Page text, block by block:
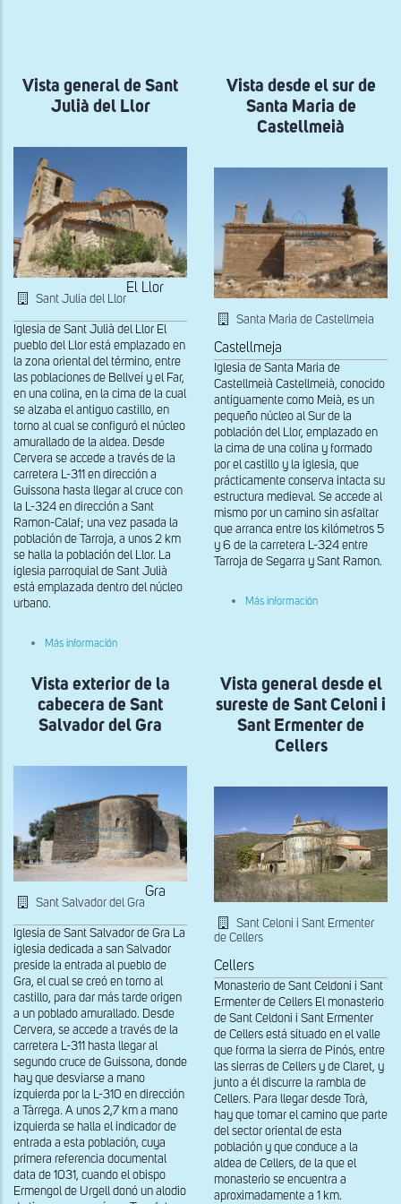
navegación
Vista general de Sant
Julià del Llor
Sant Julia del Llor
El Llor
Iglesia de Sant Julià del Llor El
pueblo del Llor está emplazado en
la zona oriental del término, entre
las poblaciones de Bellveí y el Far,
en una colina, en la cima de la cual
se alzaba el antiguo castillo, en
torno al cual se configuró el núcleo
amurallado de la aldea. Desde
Cervera se accede a través de la
carretera L-311 en dirección a
Guissona hasta llegar al cruce con
la L-324 en dirección a Sant
Ramon-Calaf; una vez pasada la
población de Tarroja, a unos 2 km
se halla la población del Llor. La
iglesia parroquial de Sant Julià
está emplazada dentro del núcleo
urbano.
Más información
de
Julià
del
Llor
Vista desde el sur de
Santa Maria de
Castellmeià
Santa Maria de Castellmeia
Castellmeja
Iglesia de Santa Maria de
Castellmeià Castellmeià, conocido
antiguamente como Meià, es un
pequeño núcleo al Sur de la
población del Llor, emplazado en
la cima de una colina y formado
por el castillo y la iglesia, que
prácticamente conserva intacta su
estructura medieval. Se accede al
mismo por un camino sin asfaltar
que arranca entre los kilómetros 5
y 6 de la carretera L-324 entre
Tarroja de Segarra y Sant Ramon.
Más información
Santa
Maria
de
Castellmeià
Vista exterior de la
cabecera de Sant
Salvador del Gra
Sant Salvador del Gra
Gra
Iglesia de Sant Salvador de Gra La
iglesia dedicada a san Salvador
preside la entrada al pueblo de
Gra, el cual se creó en torno al
castillo, para dar más tarde origen
a un poblado amurallado. Desde
Cervera, se accede a través de la
carretera L-311 hasta llegar al
segundo cruce de Guissona, donde
hay que desviarse a mano
izquierda por la L-310 en dirección
a Tàrrega. A unos 2,7 km a mano
izquierda se halla el indicador de
entrada a esta población, cuya
primera referencia documental
data de 1031, cuando el obispo
Ermengol de Urgell donó un alodio
Vista general desde el
sureste de Sant Celoni i
Sant Ermenter de
Cellers
Sant Celoni i Sant Ermenter
de Cellers
Cellers
Monasterio de Sant Celdoni i Sant
Ermenter de Cellers El monasterio
de Sant Celdoni i Sant Ermenter
de Cellers está situado en el valle
que forma la sierra de Pinós, entre
las sierras de Cellers y de Claret, y
junto a él discurre la rambla de
Cellers. Para llegar desde Torà,
hay que tomar el camino que parte
del sector oriental de esta
población y que conduce a la
aldea de Cellers, de la que el
monasterio se encuentra a
aproximadamente a 1 km.